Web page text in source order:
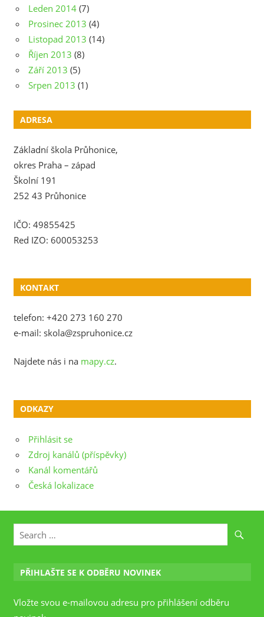
Leden 2014 (7)
Prosinec 2013 (4)
Listopad 2013 (14)
Říjen 2013 (8)
Září 2013 (5)
Srpen 2013 (1)
ADRESA
Základní škola Průhonice,
okres Praha – západ
Školní 191
252 43 Průhonice
IČO: 49855425
Red IZO: 600053253
KONTAKT
telefon: +420 273 160 270
e-mail: skola@zspruhonice.cz
Najdete nás i na mapy.cz.
ODKAZY
Přihlásit se
Zdroj kanálů (příspěvky)
Kanál komentářů
Česká lokalizace
PŘIHLAŠTE SE K ODBĚRU NOVINEK
Vložte svou e-mailovou adresu pro přihlášení odběru